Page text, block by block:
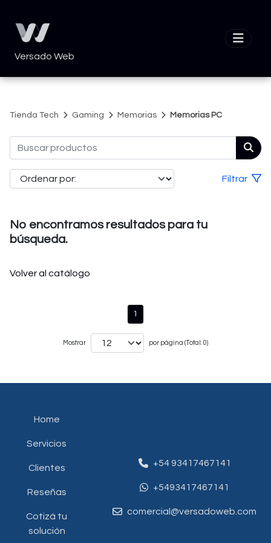
Versado Web
Tienda Tech Gaming Memorias Memorias PC
Filtrar
No encontramos resultados para tu
búsqueda.
Volver al catálogo
1
Mostrar por página (Total: 0)
Home
Servicios
Clientes
Reseñas
Cotizá tu
solución
+54 93417467141
+5493417467141
comercial@versadoweb.com